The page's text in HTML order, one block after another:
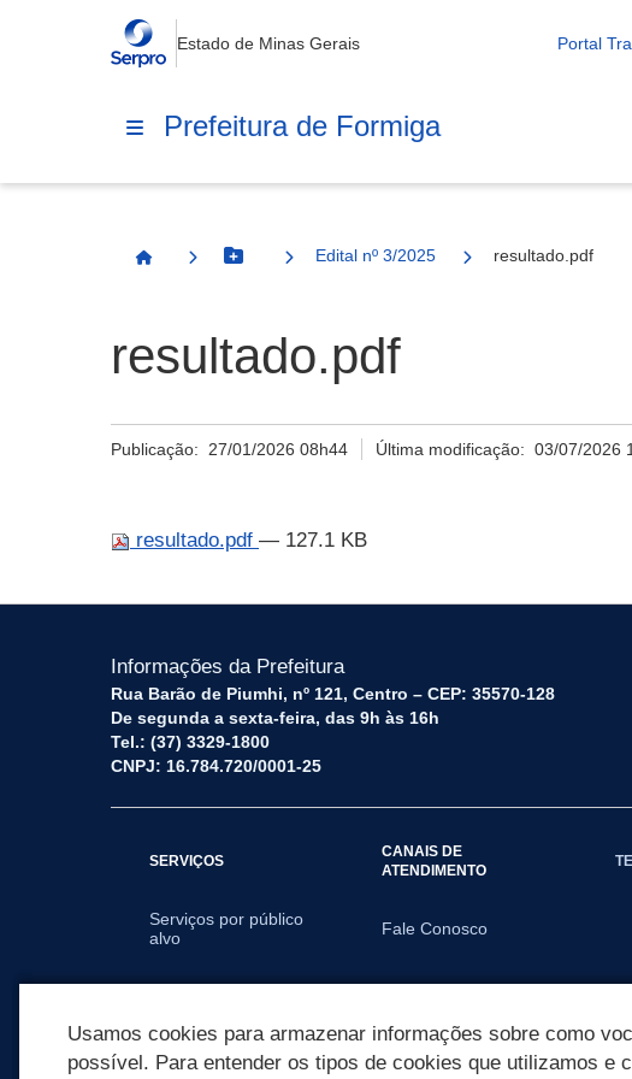
Estado de Minas Gerais Portal
Prefeitura de Formiga
Página InicialBotão Menu
Edital nº 3/2025 resultado.pdf
resultado.pdf
Publicação: 27/01/2026 08h44 Última modificação:03/07/2026
resultado.pdf — 127.1 KB
Informações da Prefeitura
Rua Barão de Piumhi, nº 121, Centro – CEP: 35570-128
De segunda a sexta-feira, das 9h às 16h
Tel.: (37) 3329-1800
CNPJ: 16.784.720/0001-25
SERVIÇOS
Serviços por público
alvo
CANAIS DE
ATENDIMENTO
Fale Conosco
Usamos cookies para armazenar informações sobre como
possível. Para entender os tipos de cookies que utilizamos